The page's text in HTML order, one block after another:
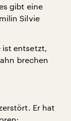
gibt eine
Silvie
ist entsetzt,
brechen
Er hat